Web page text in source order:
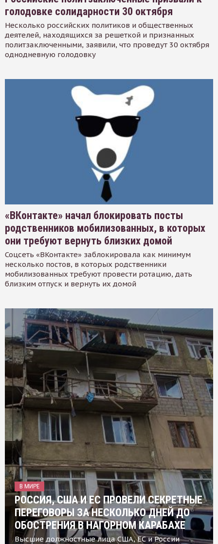
голодовке солидарности 30 октября
Несколько российских политиков и общественных
деятелей, находящихся за решеткой и признанных
политзаключенными, заявили, что проведут 30 октября
однодневную голодовку
«ВКонтакте» начал блокировать посты
родственников мобилизованных, в которых
они требуют вернуть близких домой
Соцсеть «ВКонтакте» заблокировала как минимум
несколько постов, в которых родственники
мобилизованных требуют провести ротацию, дать
близким отпуск и вернуть их домой
В МИРЕ
РОССИЯ, США И ЕС ПРОВЕЛИ СЕКРЕТНЫЕ
ПЕРЕГОВОРЫ ЗА НЕСКОЛЬКО ДНЕЙ ДО
ОБОСТРЕНИЯ В НАГОРНОМ КАРАБАХЕ
Высшие должностные лица США, ЕС и России